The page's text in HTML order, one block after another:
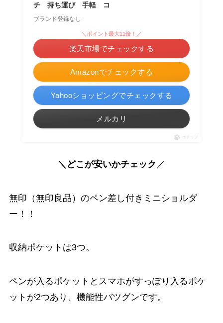
チ 持ち運び 手軽 コ
ブランド登録なし
Amazonでチェックする
＼ポイント最大11倍！／
楽天市場でチェックする
Yahooショッピングでチェックする
メルカリ
ポチップ
＼どこが安いかチェック ／
無印（無印良品）のペン差し付きミニショルダ
ー！！
収納ポケットは3つ。
ペンが入るポケットとスマホがすっぽり入るポケ
ットが2つあり、機能性バツグンです。